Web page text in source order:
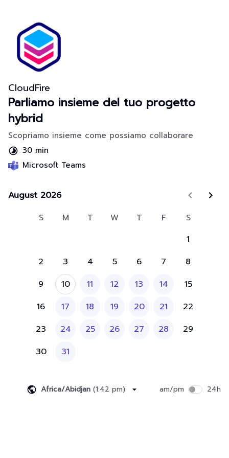
CloudFire
Parliamo insieme del tuo progetto
hybrid
Scopriamo insieme come possiamo collaborare
30 min
Microsoft Teams
August 2026
August 2026
S
M T W T F
S
1
2
3 4 5 6 7
8
9
10 11 12 13 14
15
16
17 18 19 20 21
22
23
24 25 26 27 28
29
30
31
Africa/Abidjan (1:42 pm) am/pm 24h